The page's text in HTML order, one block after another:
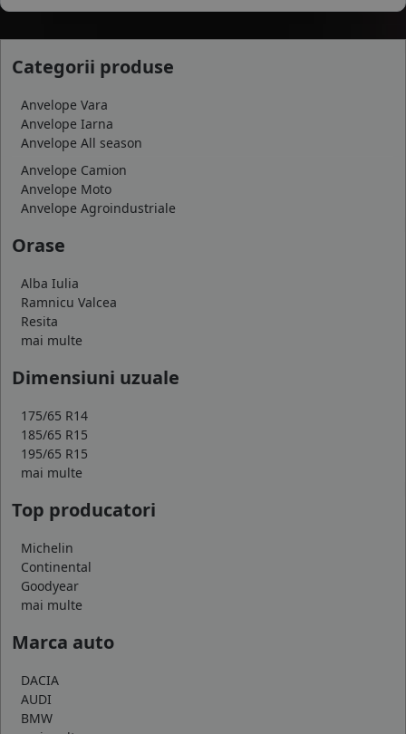
Categorii produse
Anvelope Vara
Anvelope Iarna
Anvelope All season
Anvelope Camion
Anvelope Moto
Anvelope Agroindustriale
Orase
Alba Iulia
Ramnicu Valcea
Resita
mai multe
Dimensiuni uzuale
175/65 R14
185/65 R15
195/65 R15
mai multe
Top producatori
Michelin
Continental
Goodyear
mai multe
Marca auto
DACIA
AUDI
BMW